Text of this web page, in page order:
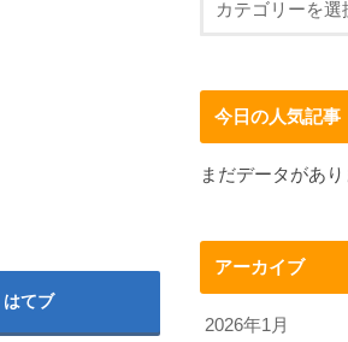
はてブ
今日の人気記事
まだデータがあり
アーカイブ
2026年1月